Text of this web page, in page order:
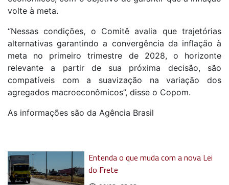
volte à meta.
“Nessas condições, o Comitê avalia que trajetórias
alternativas garantindo a convergência da inflação à
meta no primeiro trimestre de 2028, o horizonte
relevante a partir de sua próxima decisão, são
compatíveis com a suavização na variação dos
agregados macroeconômicos”, disse o Copom.
As informações são da Agência Brasil
Entenda o que muda com a nova Lei
do Frete